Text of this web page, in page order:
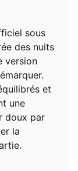
sous
des nuits
version
et
une
doux par
la